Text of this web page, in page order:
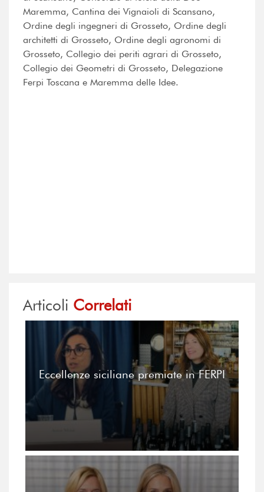
Maremma, Cantina dei Vignaioli di Scansano,
Ordine degli ingegneri di Grosseto, Ordine degli
architetti di Grosseto, Ordine degli agronomi di
Grosseto, Collegio dei periti agrari di Grosseto,
Collegio dei Geometri di Grosseto, Delegazione
Ferpi Toscana e Maremma delle Idee.
Articoli Correlati
Eccellenze siciliane premiate in FERPI